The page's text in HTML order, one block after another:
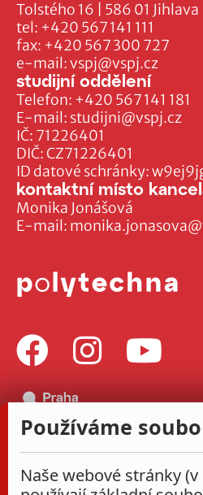
Tolstého 16 | 586 01 Jihlava
tel: +420 567 141 111
fax: +420 567 300 727
e-mail:vspj@vspj.cz
IČ: 71226401
DIČ: CZ71226401
ID datové schránky:
studijní oddělení
Telefon: +420 567 141 181
E-mail: studijni@vspj.cz
kontaktní místo
Monika Jonášová
E-mail:
Používáme
Naše webové stránky